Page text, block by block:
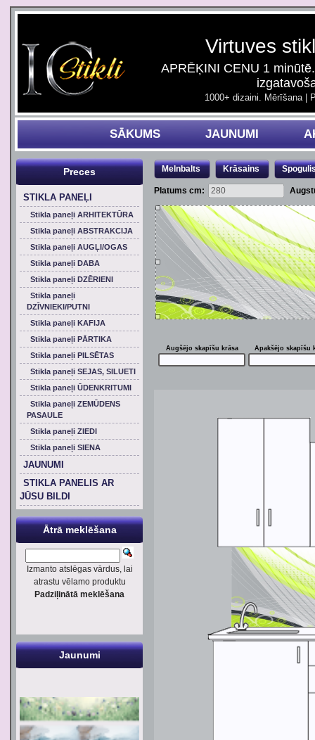
Virtuves
APRĒĶINI CENU 1
1000+ dizaini. Mērīšana |
SĀKUMS JAUNUMI
Melnbalts Krāsains
Platums cm:
Augšējo skapīšu krāsa Apakšējo skapīšu
Preces
STIKLA PANEĻI
Stikla paneļi ARHITEKTŪRA
Stikla paneļi ABSTRAKCIJA
Stikla paneļi AUGĻI/OGAS
Stikla paneļi DABA
Stikla paneļi DZĒRIENI
Stikla paneļi
DZĪVNIEKI/PUTNI
Stikla paneļi KAFIJA
Stikla paneļi PĀRTIKA
Stikla paneļi PILSĒTAS
Stikla paneļi SEJAS, SILUETI
Stikla paneļi ŪDENKRITUMI
Stikla paneļi ZEMŪDENS
PASAULE
Stikla paneļi ZIEDI
Stikla paneļi SIENA
JAUNUMI
STIKLA PANELIS AR
JŪSU BILDI
Ātrā meklēšana
Izmanto atslēgas vārdus, lai
atrastu vēlamo produktu
Padziļinātā meklēšana
Jaunumi